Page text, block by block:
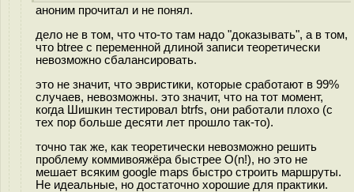
аноним прочитал и не понял.
дело не в том, что что-то там надо "доказывать", а в том,
что btree с переменной длиной записи теоретически
невозможно сбалансировать.
это не значит, что эвристики, которые сработают в 99%
случаев, невозможны. это значит, что на тот момент,
когда Шишкин тестировал btrfs, они работали плохо (с
тех пор больше десяти лет прошло так-то).
точно так же, как теоретически невозможно решить
проблему коммивояжёра быстрее O(n!), но это не
мешает всяким google maps быстро строить маршруты.
Не идеальные, но достаточно хорошие для практики.